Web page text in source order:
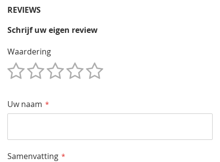
REVIEWS
Schrijf uw eigen review
Waardering
Uw naam
Samenvatting